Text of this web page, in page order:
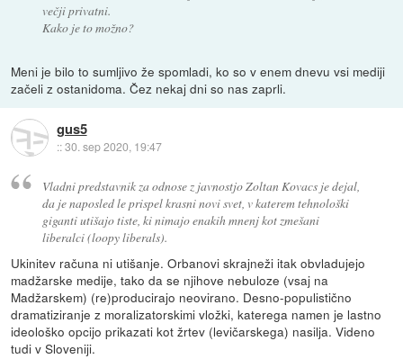
večji privatni.
Kako je to možno?
Meni je bilo to sumljivo že spomladi, ko so v enem dnevu vsi mediji
začeli z ostanidoma. Čez nekaj dni so nas zaprli.
gus5
::30. sep 2020, 19:47
Vladni predstavnik za odnose z javnostjo Zoltan Kovacs je dejal,
da je naposled le prispel krasni novi svet, v katerem tehnološki
giganti utišajo tiste, ki nimajo enakih mnenj kot zmešani
liberalci (loopy liberals).
Ukinitev računa ni utišanje. Orbanovi skrajneži itak obvladujejo
madžarske medije, tako da se njihove nebuloze (vsaj na
Madžarskem) (re)producirajo neovirano. Desno-populistično
dramatiziranje z moralizatorskimi vložki, katerega namen je lastno
ideološko opcijo prikazati kot žrtev (levičarskega) nasilja. Videno
tudi v Sloveniji.